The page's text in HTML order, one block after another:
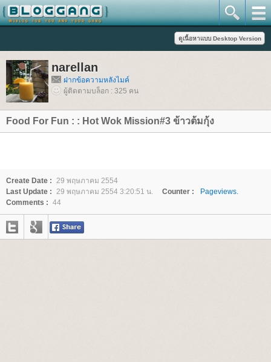
narellan
ฝากข้อความหลังไมค์
ผู้ติดตามบล็อก : 325 คน
Food For Fun : : Hot Wok Mission#3 ข้าวต้มกุ้ง
Create Date : 29 พฤษภาคม 2554
Last Update : 29 พฤษภาคม 2554 3:20:51 น. Counter :
Pageviews.
Comments : 44